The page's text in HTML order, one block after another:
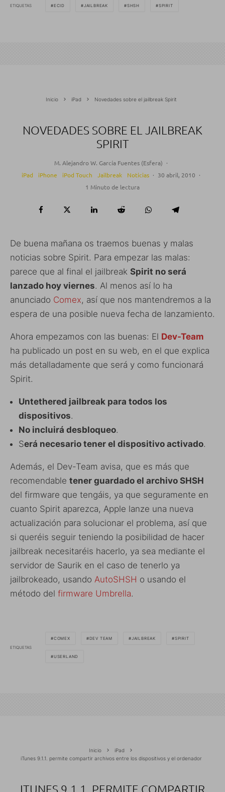
ETIQUETAS ECID JAILBREAK SHSH SPIRIT
Inicio iPad Novedades sobre el jailbreak Spirit
NOVEDADES SOBRE EL JAILBREAK
SPIRIT
M. Alejandro W. García Fuentes (Esfera) ·
iPad
iPhone iPod Touch Jailbreak Noticias · 30 abril, 2010 ·
1 Minuto de lectura
De buena mañana os traemos buenas y malas
noticias sobre Spirit. Para empezar las malas:
parece que al final el jailbreak Spirit no será
lanzado hoy viernes. Al menos así lo ha
anunciado Comex, así que nos mantendremos a la
espera de una posible nueva fecha de lanzamiento.
Ahora empezamos con las buenas: El Dev-Team
ha publicado un post en su web, en el que explica
más detalladamente que será y como funcionará
Spirit.
Untethered jailbreak para todos los
dispositivos.
No incluirá desbloqueo.
Será necesario tener el dispositivo activado.
Además, el Dev-Team avisa, que es más que
recomendable tener guardado el archivo SHSH
del firmware que tengáis, ya que seguramente en
cuanto Spirit aparezca, Apple lanze una nueva
actualización para solucionar el problema, así que
si queréis seguir teniendo la posibilidad de hacer
jailbreak necesitaréis hacerlo, ya sea mediante el
servidor de Saurik en el caso de tenerlo ya
jailbrokeado, usando AutoSHSH o usando el
método del firmware Umbrella.
ETIQUETAS
COMEX DEV TEAM JAILBREAK SPIRIT
USERLAND
Inicio
iPad
iTunes 9.1.1. permite compartir archivos entre los dispositivos y el ordenador
ITUNES 9.1.1. PERMITE COMPARTIR